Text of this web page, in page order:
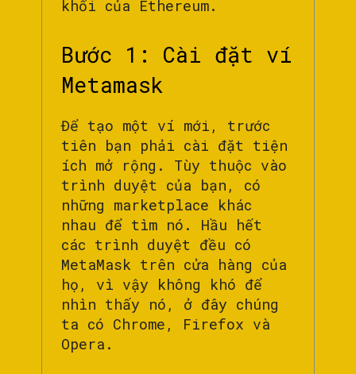
khối của Ethereum.
Bước 1: Cài đặt ví
Metamask
Để tạo một ví mới, trước
tiên bạn phải cài đặt tiện
ích mở rộng. Tùy thuộc vào
trình duyệt của bạn, có
những marketplace khác
nhau để tìm nó. Hầu hết
các trình duyệt đều có
MetaMask trên cửa hàng của
họ, vì vậy không khó để
nhìn thấy nó, ở đây chúng
ta có Chrome, Firefox và
Opera.